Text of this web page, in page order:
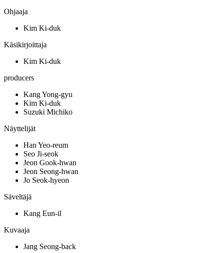
Ohjaaja
Kim Ki-duk
Käsikirjoittaja
Kim Ki-duk
producers
Kang Yong-gyu
Kim Ki-duk
Suzuki Michiko
Näyttelijät
Han Yeo-reum
Seo Ji-seok
Jeon Gook-hwan
Jeon Seong-hwan
Jo Seok-hyeon
Säveltäjä
Kang Eun-il
Kuvaaja
Jang Seong-back